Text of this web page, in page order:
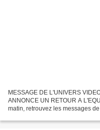
MESSAGE DE L'UNIVERS
ANNONCE UN RETOUR A
matin, retrouvez les messages
atteint...